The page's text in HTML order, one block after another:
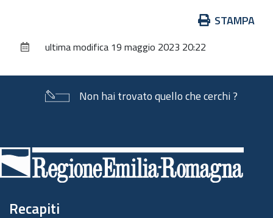
documento
STAMPA
ultima modifica 19 maggio 2023 20:22
Non hai trovato quello che cerchi ?
di
pagina
Recapiti